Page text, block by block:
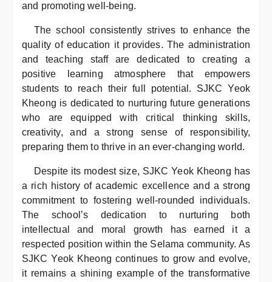
and promoting well-being.
The school consistently strives to enhance the
quality of education it provides. The administration
and teaching staff are dedicated to creating a
positive learning atmosphere that empowers
students to reach their full potential. SJKC Yeok
Kheong is dedicated to nurturing future generations
who are equipped with critical thinking skills,
creativity, and a strong sense of responsibility,
preparing them to thrive in an ever-changing world.
Despite its modest size, SJKC Yeok Kheong has
a rich history of academic excellence and a strong
commitment to fostering well-rounded individuals.
The school’s dedication to nurturing both
intellectual and moral growth has earned it a
respected position within the Selama community. As
SJKC Yeok Kheong continues to grow and evolve,
it remains a shining example of the transformative